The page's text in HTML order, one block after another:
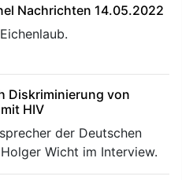
Nachrichten 14.05.2022
Diskriminierung von
HIV
der Deutschen
Wicht im Interview.